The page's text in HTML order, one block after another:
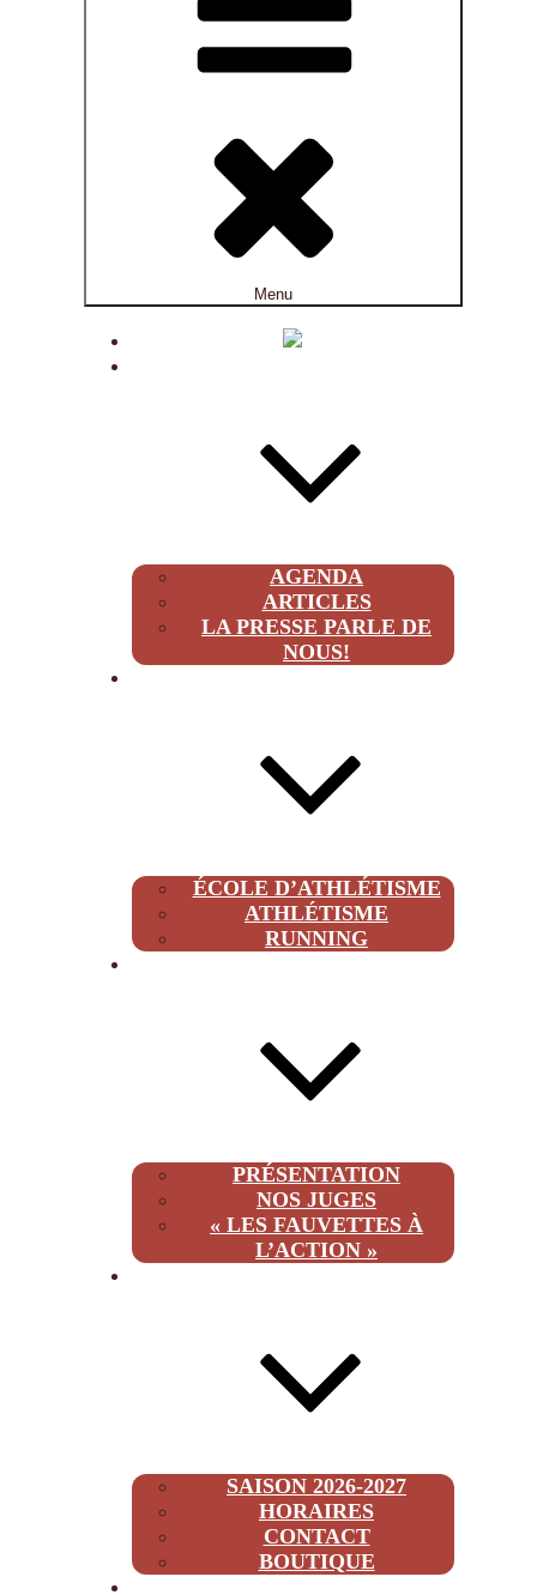
Menu
AGENDA
ARTICLES
LA PRESSE PARLE DE
NOUS!
ÉCOLE D’ATHLÉTISME
ATHLÉTISME
RUNNING
PRÉSENTATION
NOS JUGES
« LES FAUVETTES À
L’ACTION »
SAISON 2026-2027
HORAIRES
CONTACT
BOUTIQUE